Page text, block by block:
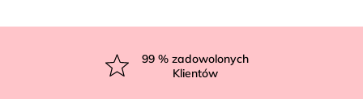
99 % zadowolonych
Klientów